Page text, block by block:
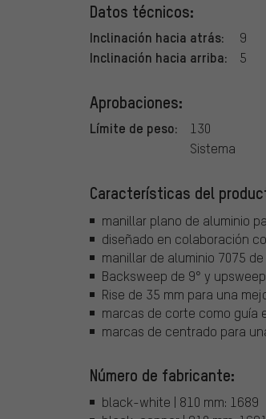
Datos técnicos:
Inclinación hacia atrás: 9
Inclinación hacia arriba: 5
Aprobaciones:
Límite de peso:
130
Sistema
Características del
manillar plano de aluminio
diseñado en colaboración
manillar de aluminio 7075
Backsweep de 9° y
Rise de 35 mm para una
marcas de corte como guía
marcas de centrado para
Número de fabricante:
black-white | 810 mm: 1689